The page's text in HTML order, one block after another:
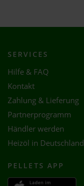
SERVICES
Hilfe & FAQ
Kontakt
Zahlung & Lieferung
Partnerprogramm
Händler werden
Heizöl in Deutschland
PELLETS APP